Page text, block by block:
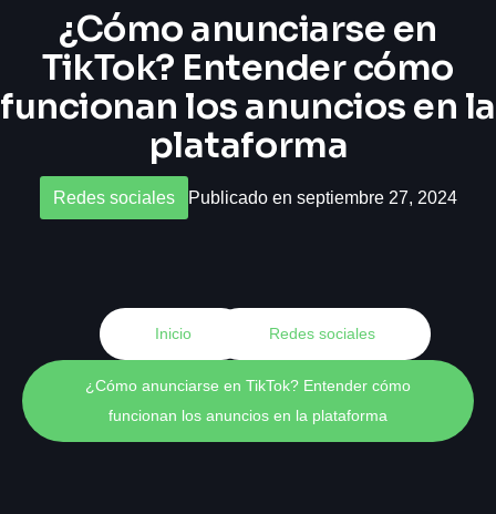
¿Cómo anunciarse en
TikTok? Entender cómo
funcionan los anuncios en la
plataforma
Redes sociales Publicado en septiembre 27, 2024
Inicio Redes sociales
¿Cómo anunciarse en TikTok? Entender cómo
funcionan los anuncios en la plataforma